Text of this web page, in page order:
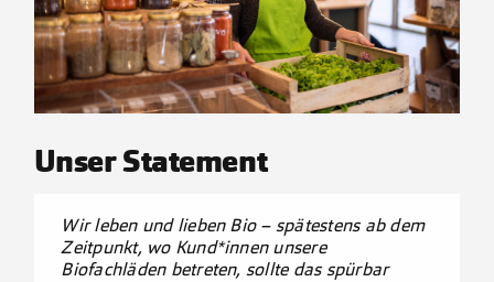
Unser Statement
Wir leben und lieben Bio – spätestens ab dem
Zeitpunkt, wo Kund*innen unsere
Biofachläden betreten, sollte das spürbar